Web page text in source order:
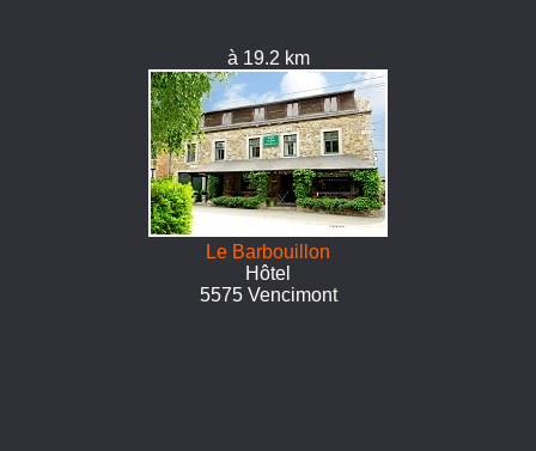
à 19.2 km
Le Barbouillon
Hôtel
5575 Vencimont